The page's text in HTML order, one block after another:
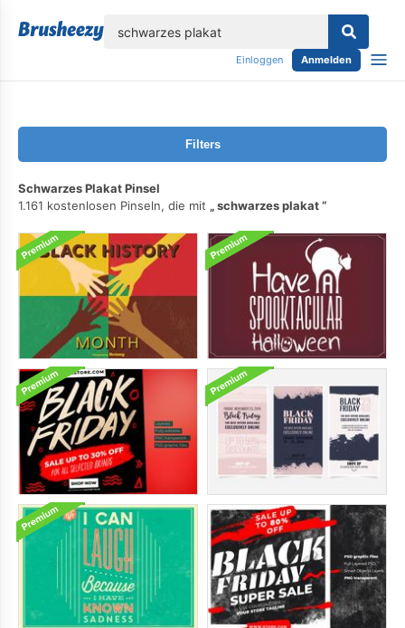
Einloggen Anmelden
Filters
Schwarzes Plakat Pinsel
1.161 kostenlosen Pinseln, die mit
schwarzes plakat